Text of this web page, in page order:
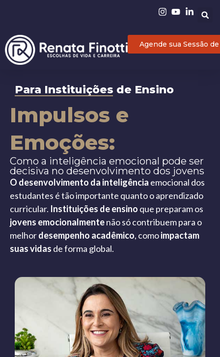
Agende sua Sessão
Para Instituições de Ensino
Impulsos e
Emoções:
Como a inteligência emocional pode ser
decisiva no desenvolvimento dos jovens
O desenvolvimento da inteligência emocional dos
estudantes é tão importante quanto o aprendizado
curricular. Instituições de ensino que preparam os
jovens emocionalmentenão só contribuem para o
melhordesempenho acadêmico, comoimpactam
suas vidas de forma global.